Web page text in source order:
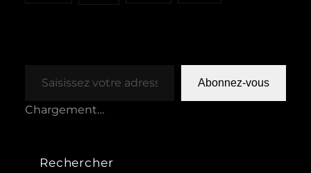
Abonnez-vous
Chargement…
Rechercher